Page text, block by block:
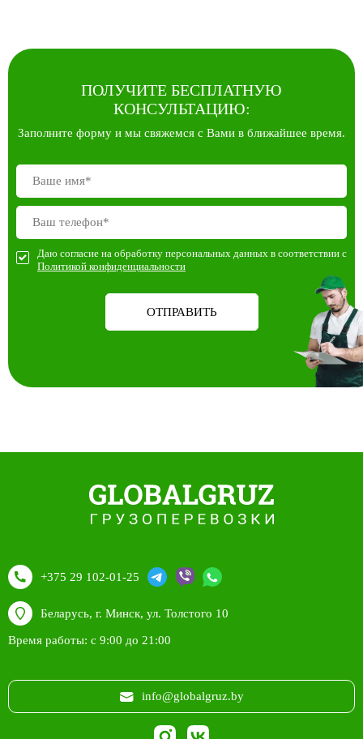
ПОЛУЧИТЕ БЕСПЛАТНУЮ
КОНСУЛЬТАЦИЮ:
Заполните форму и мы свяжемся с Вами в ближайшее время.
Даю согласие на обработку персональных данных в соответствии с
Политикой конфиденциальности
ОТПРАВИТЬ
+375 29 102-01-25
Беларусь, г. Минск, ул. Толстого 10
Время работы: с 9:00 до 21:00
info@globalgruz.by